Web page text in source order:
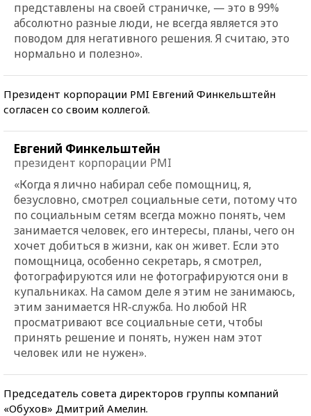
представлены на своей страничке, — это в 99%
абсолютно разные люди, не всегда является это
поводом для негативного решения. Я считаю, это
нормально и полезно».
Президент корпорации PMI Евгений Финкельштейн
согласен со своим коллегой.
Евгений Финкельштейн
президент корпорации PMI
«Когда я лично набирал себе помощниц, я,
безусловно, смотрел социальные сети, потому что
по социальным сетям всегда можно понять, чем
занимается человек, его интересы, планы, чего он
хочет добиться в жизни, как он живет. Если это
помощница, особенно секретарь, я смотрел,
фотографируются или не фотографируются они в
купальниках. На самом деле я этим не занимаюсь,
этим занимается HR-служба. Но любой HR
просматривают все социальные сети, чтобы
принять решение и понять, нужен нам этот
человек или не нужен».
Председатель совета директоров группы компаний
«Обухов» Дмитрий Амелин.